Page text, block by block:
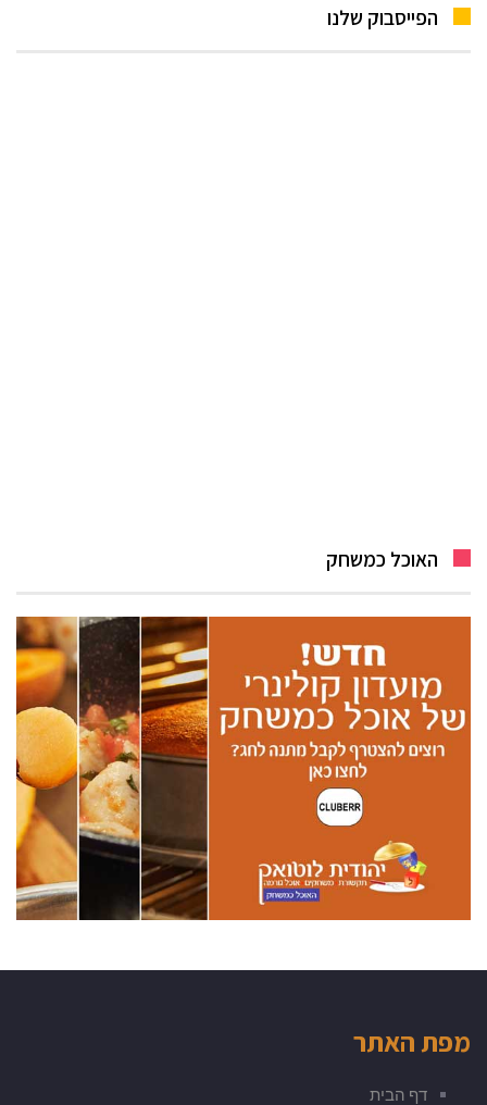
הפייסבוק שלנו
האוכל כמשחק
מפת האתר
דף הבית